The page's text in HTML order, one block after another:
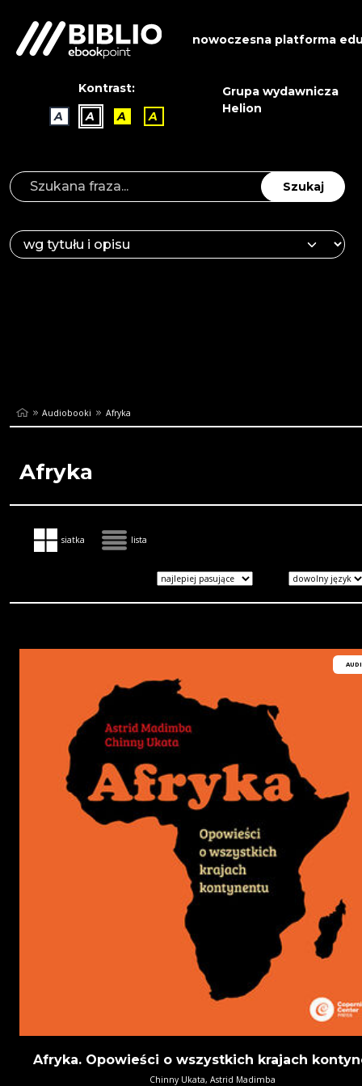
nowoczesna platforma
Kontrast:
A
A A A
Grupa wydawnicza
Helion
Szukaj
Audiobooki Afryka
Afryka
siatka lista
Afryka. Opowieści o wszystkich krajach
Chinny Ukata, Astrid Madimba